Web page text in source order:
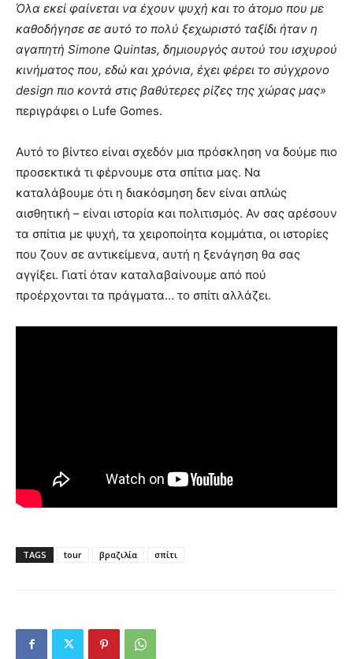
Όλα εκεί φαίνεται να έχουν ψυχή και το άτομο που με
καθοδήγησε σε αυτό το πολύ ξεχωριστό ταξίδι ήταν η
αγαπητή Simone Quintas, δημιουργός αυτού του ισχυρού
κινήματος που, εδώ και χρόνια, έχει φέρει το σύγχρονο
design πιο κοντά στις βαθύτερες ρίζες της χώρας μας»
περιγράφει ο Lufe Gomes.
Αυτό το βίντεο είναι σχεδόν μια πρόσκληση να δούμε πιο
προσεκτικά τι φέρνουμε στα σπίτια μας. Να
καταλάβουμε ότι η διακόσμηση δεν είναι απλώς
αισθητική – είναι ιστορία και πολιτισμός. Αν σας αρέσουν
τα σπίτια με ψυχή, τα χειροποίητα κομμάτια, οι ιστορίες
που ζουν σε αντικείμενα, αυτή η ξενάγηση θα σας
αγγίξει. Γιατί όταν καταλαβαίνουμε από πού
προέρχονται τα πράγματα… το σπίτι αλλάζει.
TAGS tour βραζιλία σπίτι